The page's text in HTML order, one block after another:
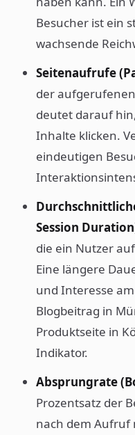
Besucher ist ein
wachsende
Seitenaufrufe
der
deutet darauf
Inhalte klicken.
eindeutigen
Session
die ein Nutzer
Eine längere
und Interesse
Blogbeitrag in
Produktseite in
Indikator.
Absprungrate
Prozentsatz der
nach dem Aufruf